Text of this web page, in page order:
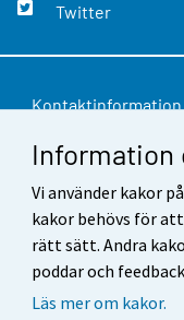
Information
Vi använder kakor
kakor behövs för
rätt sätt. Andra
poddar och
Läs mer om kakor.
Twitter
Kontaktinformation
Respons
Användarvillkor
Dataskydd
Tillgänglighet